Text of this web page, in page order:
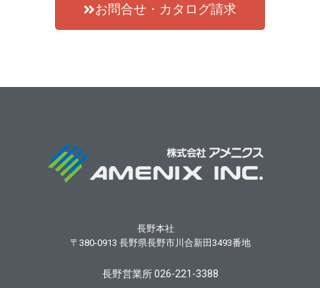
お問合せ・カタログ請求
長野本社
〒380-0913 長野県長野市川合新田3493番地
長野営業所 026-221-3388